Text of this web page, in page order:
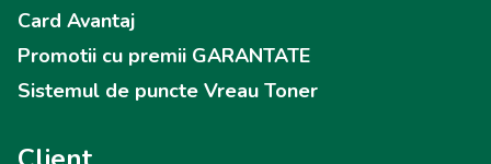
Card Avantaj
Promotii cu premii GARANTATE
Sistemul de puncte Vreau Toner